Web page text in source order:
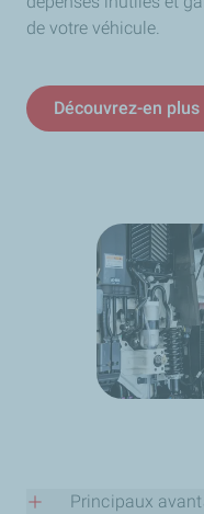
de votre véhicule.
Découvrez-en plus
Principaux